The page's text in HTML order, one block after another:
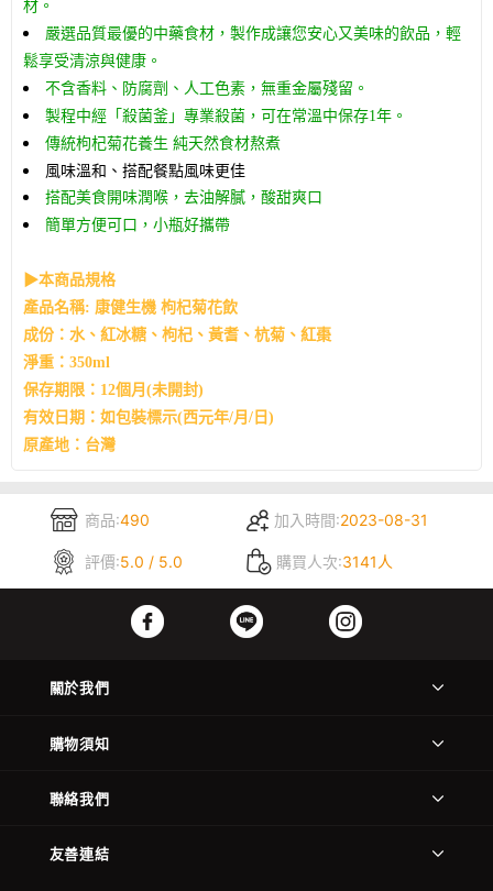
材。
嚴選品質最優的中藥食材，製作成讓您安心又美味的飲品，輕
鬆享受清涼與健康。
不含香料、防腐劑、人工色素，無重金屬殘留。
製程中經「殺菌釜」專業殺菌，可在常溫中保存1年。
傳統枸杞菊花養生 純天然食材熬煮
風味溫和、搭配餐點風味更佳
搭配美食開味潤喉，去油解膩，酸甜爽口
簡單方便可口，小瓶好攜帶
▶本商品規格
產品名稱: 康健生機 枸杞菊花飲
成份：水、紅冰糖、枸杞、黃耆、杭菊、紅棗
淨重：350ml
保存期限：12個月(未開封)
有效日期：如包裝標示(西元年/月/日)
原產地：台灣
商品:490 加入時間:2023-08-31
評價:5.0 / 5.0 購買人次:3141人
關於我們
購物須知
聯絡我們
友善連結